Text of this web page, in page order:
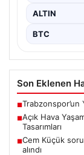
ALTIN
BTC
Son Eklenen
■Trabzonspor’un
■Açık Hava
Tasarımları
■Cem Küçük
alındı